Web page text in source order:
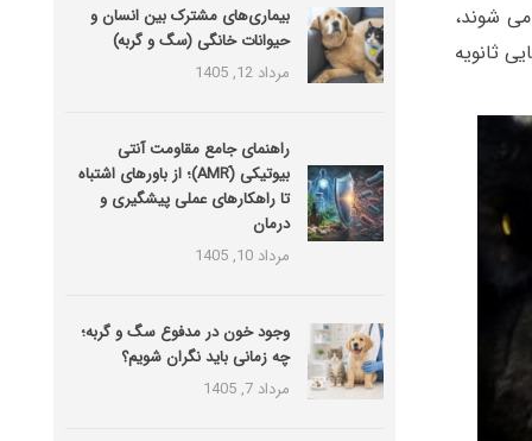
شوند،
ثانویه
بیماری‌های مشترک بین انسان و
حیوانات خانگی (سگ و گربه)
مرداد 12, 1405
راهنمای جامع مقاومت آنتی
بیوتیکی (َAMR)؛ از باورهای اشتباه
تا راهکارهای عملی پیشگیری و
درمان
مرداد 10, 1405
وجود خون در مدفوع سگ و گربه؛
چه زمانی باید نگران شویم؟
مرداد 7, 1405